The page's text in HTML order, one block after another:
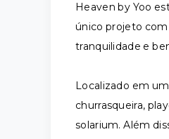
Heaven by Yoo
único projeto
tranquilidade e
Localizado em
churrasqueira,
solarium. Além